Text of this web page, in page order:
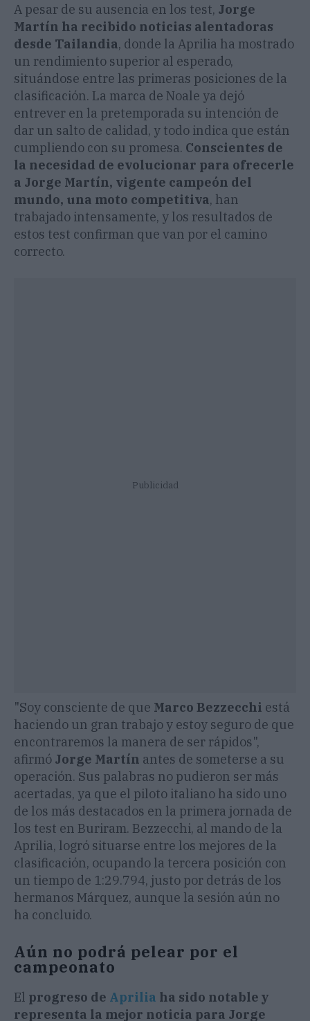
A pesar de su ausencia en los test, Jorge
Martín ha recibido noticias alentadoras
desde Tailandia, donde la Aprilia ha mostrado
un rendimiento superior al esperado,
situándose entre las primeras posiciones de la
clasificación. La marca de Noale ya dejó
entrever en la pretemporada su intención de
dar un salto de calidad, y todo indica que están
cumpliendo con su promesa. Conscientes de
la necesidad de evolucionar para ofrecerle
a Jorge Martín, vigente campeón del
mundo, una moto competitiva, han
trabajado intensamente, y los resultados de
estos test confirman que van por el camino
correcto.
Publicidad
"Soy consciente de que Marco Bezzecchi está
haciendo un gran trabajo y estoy seguro de que
encontraremos la manera de ser rápidos",
afirmó Jorge Martín antes de someterse a su
operación. Sus palabras no pudieron ser más
acertadas, ya que el piloto italiano ha sido uno
de los más destacados en la primera jornada de
los test en Buriram. Bezzecchi, al mando de la
Aprilia, logró situarse entre los mejores de la
clasificación, ocupando la tercera posición con
un tiempo de 1:29.794, justo por detrás de los
hermanos Márquez, aunque la sesión aún no
ha concluido.
Aún no podrá pelear por el
campeonato
El progreso de Aprilia ha sido notable y
representa la mejor noticia para Jorge